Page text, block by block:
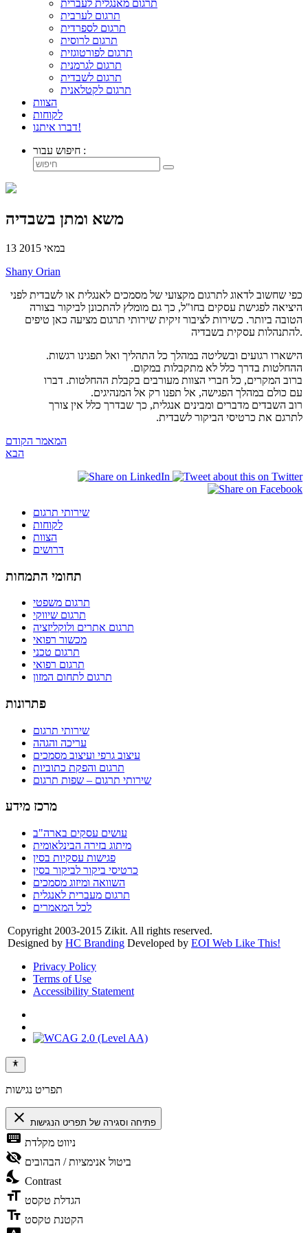
תרגום מאנגלית לעברית
תרגום לערבית
תרגום לספרדית
תרגום לרוסית
תרגום לפורטוגזית
תרגום לגרמנית
תרגום לשבדית
תרגום לקטלאנית
הצוות
לקוחות
דברו איתנו!
חיפוש עבור :
משא ומתן בשבדיה
13 במאי 2015
Shany Orian
כפי שחשוב לדאוג לתרגום מקצועי של מסמכים לאנגלית או לשבדית לפני
היציאה לפגישת עסקים בחו"ל, כך גם מומלץ להתכונן לביקור בצורה
הטובה ביותר. כשירות לציבור זיקית שירותי תרגום מציעה כאן טיפים
להתנהלות עסקית בשבדיה.
הישארו רגועים ובשליטה במהלך כל התהליך ואל תפגינו רגשות.
ההחלטות בדרך כלל לא מתקבלות במקום.
ברוב המקרים, כל חברי הצוות מעורבים בקבלת ההחלטות. דברו
עם כולם במהלך הפגישה, אל תפנו רק אל המנהיגים.
רוב השבדים מדברים ומבינים אנגלית, כך שבדרך כלל אין צורך
לתרגם את כרטיסי הביקור לשבדית.
המאמר הקודם
הבא
שירותי תרגום
לקוחות
הצוות
דרושים
תחומי התמחות
תרגום משפטי
תרגום שיווקי
תרגום אתרים ולוקליזציה
מכשור רפואי
תרגום טכני
תרגום רפואי
תרגום לתחום המזון
פתרונות
שירותי תרגום
עריכה והגהה
עיצוב גרפי ועיצוב מסמכים
תרגום והפקת כתוביות
שירותי תרגום – שפות תרגום
מרכז מידע
עושים עסקים בארה"ב
מיתוג בזירה הבינלאומית
פגישות עסקיות בסין
כרטיסי ביקור לביקור בסין
השוואה ומיזוג מסמכים
תרגום מעברית לאנגלית
לכל המאמרים
Copyright 2003-2015 Zikit. All rights reserved.
Designed by HC Branding Developed by EOI Web Like This!
Privacy Policy
Terms of Use
Accessibility Statement
תפריט נגישות
close פתיחה וסגירה של תפריט הנגישות
keyboard ניווט מקלדת
visibility_off ביטול אנימציות / הבהובים
nights_stay Contrast
format_size הגדלת טקסט
text_fields הקטנת טקסט